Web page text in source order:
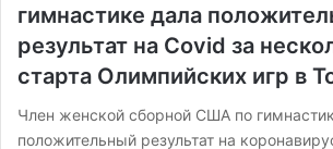
гимнастике дала
результат на Covid за
старта Олимпийских игр в
Член женской сборной США по
положительный результат на